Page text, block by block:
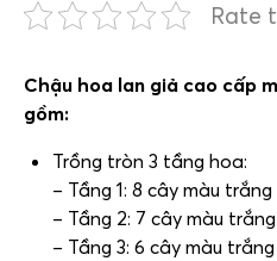
Rate
Chậu hoa lan giả cao cấp
gồm:
Trồng tròn 3 tầng hoa:
– Tầng 1: 8 cây màu trắng
– Tầng 2: 7 cây màu trắng
– Tầng 3: 6 cây màu trắng